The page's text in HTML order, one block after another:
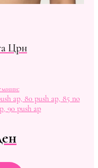
Црн
ap, 80 push ap, 85 no
90 push ap